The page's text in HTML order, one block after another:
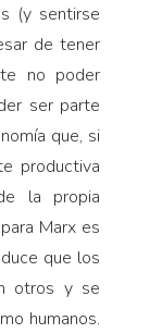
(y sentirse
de tener
no poder
ser parte
que, si
productiva
la propia
Marx es
que los
otros y se
humanos.